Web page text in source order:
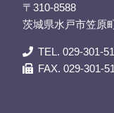
〒310-8588
茨城県水戸市笠原
TEL. 029-301-
FAX. 029-301-